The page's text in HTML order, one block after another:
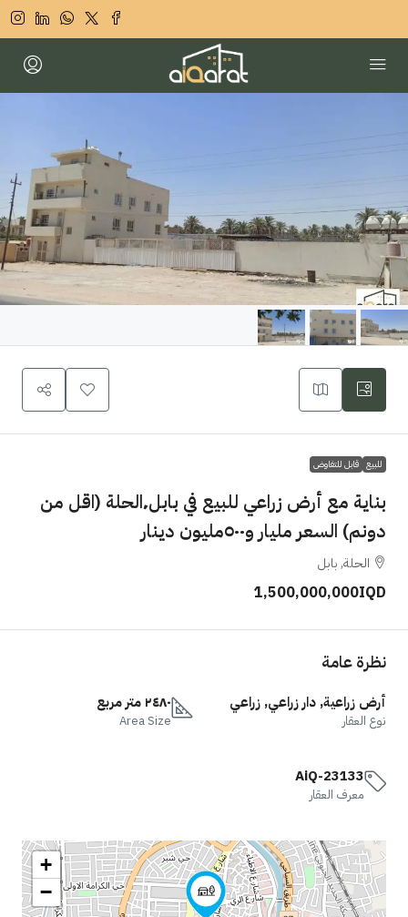
للبيع قابل للتفاوض
بناية مع أرض زراعي للبيع في بابل٬الحلة (اقل من
دونم) السعر مليار و٥٠٠مليون دينار
الحلة, بابل
1,500,000,000IQD
نظرة عامة
أرض زراعية, دار زراعي, زراعي
نوع العقار
٢٤٨٠ متر مربع
Area Size
AiQ-23133
معرف العقار
+
−